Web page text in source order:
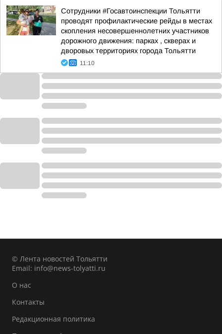
Сотрудники #Госавтоинспекции Тольятти
проводят профилактические рейды в местах
скопления несовершеннолетних участников
дорожного движения: парках , скверах и
дворовых территориях города Тольятти
11:10
© Лента новостей Тольятти
Email: info@news-tolyatti.ru
О нас
Контакты
Редакционная политика